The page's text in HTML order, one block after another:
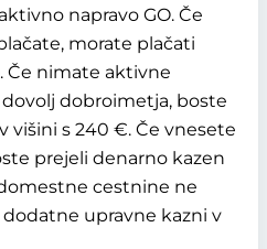
napravo GO. Če
morate plačati
Če nimate aktivne
dobroimetja, boste
višini s 240 €. Če vnesete
prejeli denarno kazen
cestnine ne
dodatne upravne kazni v